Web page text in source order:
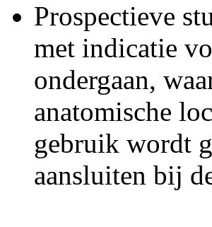
Prospectieve
met indicatie
ondergaan,
anatomische
gebruik wordt
aansluiten bij